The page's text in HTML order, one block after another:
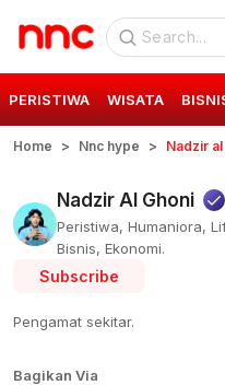
PERISTIWA WISATA
Home Nnc hype Nadzir
Nadzir Al Ghoni
Peristiwa, Humaniora,
Bisnis, Ekonomi.
Subscribe
Pengamat sekitar.
Bagikan Via